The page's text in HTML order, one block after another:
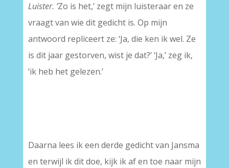
Luister. ‘Zo is het,’ zegt mijn luisteraar en ze
vraagt van wie dit gedicht is. Op mijn
antwoord repliceert ze: ‘Ja, die ken ik wel. Ze
is dit jaar gestorven, wist je dat?’ ‘Ja,’ zeg ik,
‘ik heb het gelezen.’
Daarna lees ik een derde gedicht van Jansma
en terwijl ik dit doe, kijk ik af en toe naar mijn